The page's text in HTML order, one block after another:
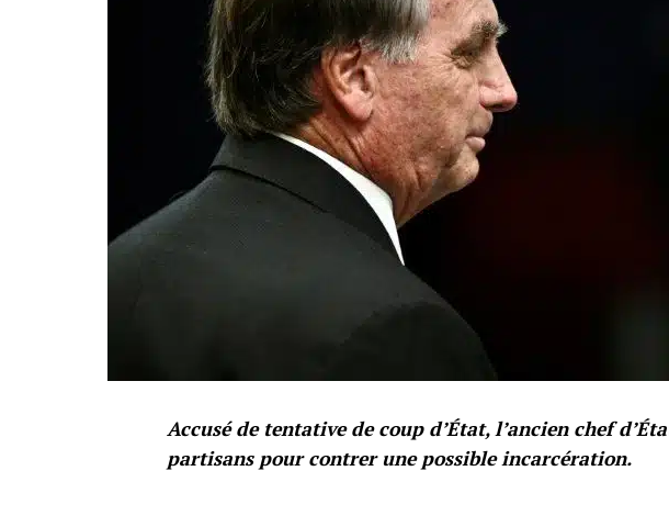
Accusé de tentative de coup d’État, l’ancien chef
partisans pour contrer une possible incarcération.